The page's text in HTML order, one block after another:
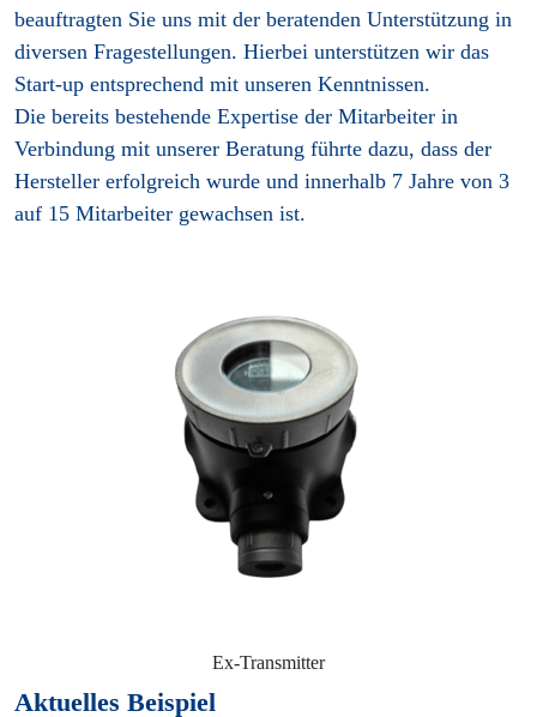
beauftragten Sie uns mit der beratenden Unterstützung in
diversen Fragestellungen. Hierbei unterstützen wir das
Start-up entsprechend mit unseren Kenntnissen.
Die bereits bestehende Expertise der Mitarbeiter in
Verbindung mit unserer Beratung führte dazu, dass der
Hersteller erfolgreich wurde und innerhalb 7 Jahre von 3
auf 15 Mitarbeiter gewachsen ist.
Ex-Transmitter
Aktuelles Beispiel